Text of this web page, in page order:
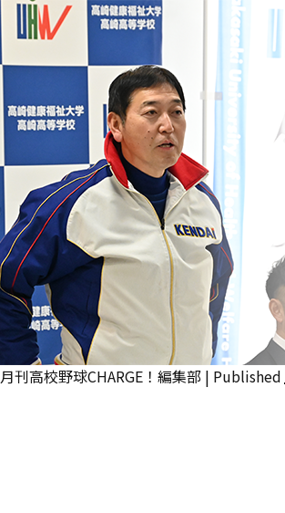
月刊高校野球CHARGE！編集部 | Published